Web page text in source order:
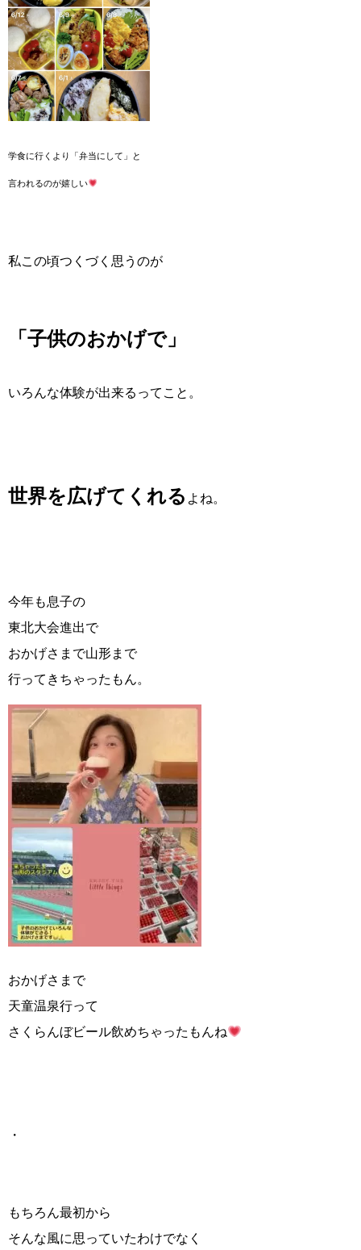
学食に行くより「弁当にして」と
言われるのが嬉しい
私この頃つくづく思うのが
「子供のおかげで」
いろんな体験が出来るってこと。
世界を広げてくれる よね。
今年も息子の
東北大会進出で
おかげさまで山形まで
行ってきちゃったもん。
おかげさまで
天童温泉行って
さくらんぼビール飲めちゃったもんね
・
もちろん最初から
そんな風に思っていたわけでなく